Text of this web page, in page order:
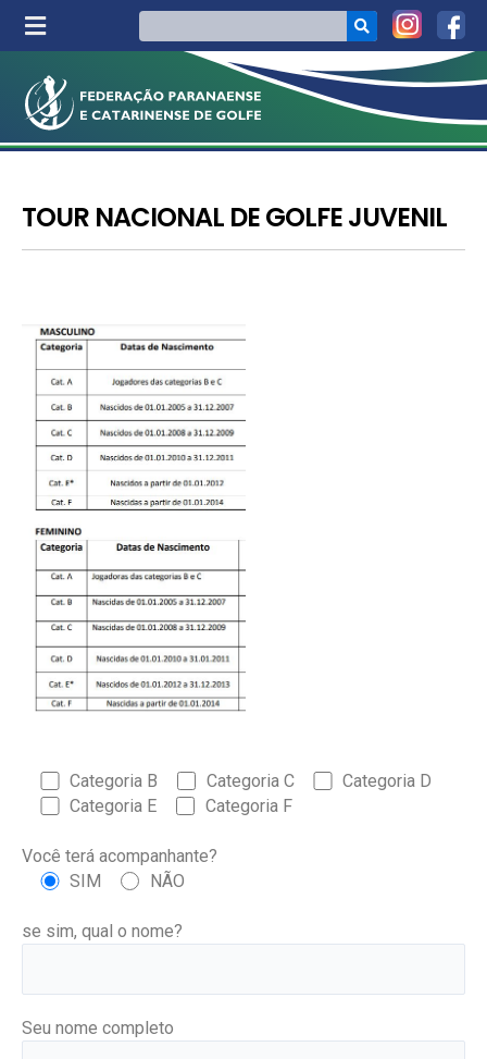
TOUR NACIONAL DE GOLFE JUVENIL
Categoria B Categoria C
Categoria D
Categoria E
Categoria F
Você terá acompanhante?
SIM
NÃO
se sim, qual o nome?
Seu nome completo